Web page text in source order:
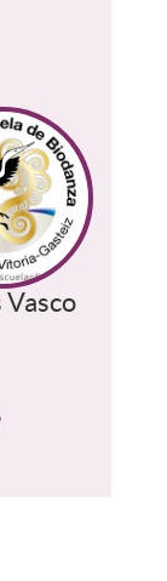
Vasco